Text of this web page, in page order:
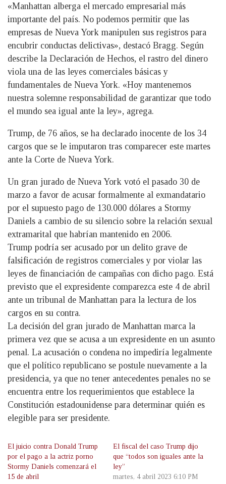
«Manhattan alberga el mercado empresarial más
importante del país. No podemos permitir que las
empresas de Nueva York manipulen sus registros para
encubrir conductas delictivas», destacó Bragg. Según
describe la Declaración de Hechos, el rastro del dinero
viola una de las leyes comerciales básicas y
fundamentales de Nueva York. «Hoy mantenemos
nuestra solemne responsabilidad de garantizar que todo
el mundo sea igual ante la ley», agrega.
Trump, de 76 años, se ha declarado inocente de los 34
cargos que se le imputaron tras comparecer este martes
ante la Corte de Nueva York.
Un gran jurado de Nueva York votó el pasado 30 de
marzo a favor de acusar formalmente al exmandatario
por el supuesto pago de 130.000 dólares a Stormy
Daniels a cambio de su silencio sobre la relación sexual
extramarital que habrían mantenido en 2006.
Trump podría ser acusado por un delito grave de
falsificación de registros comerciales y por violar las
leyes de financiación de campañas con dicho pago. Está
previsto que el expresidente comparezca este 4 de abril
ante un tribunal de Manhattan para la lectura de los
cargos en su contra.
La decisión del gran jurado de Manhattan marca la
primera vez que se acusa a un expresidente en un asunto
penal. La acusación o condena no impediría legalmente
que el político republicano se postule nuevamente a la
presidencia, ya que no tener antecedentes penales no se
encuentra entre los requerimientos que establece la
Constitución estadounidense para determinar quién es
elegible para ser presidente.
El juicio contra Donald Trump
por el pago a la actriz porno
Stormy Daniels comenzará el
15 de abril
El fiscal del caso Trump dijo
que “todos son iguales ante la
ley”
martes, 4 abril 2023 6:10 PM